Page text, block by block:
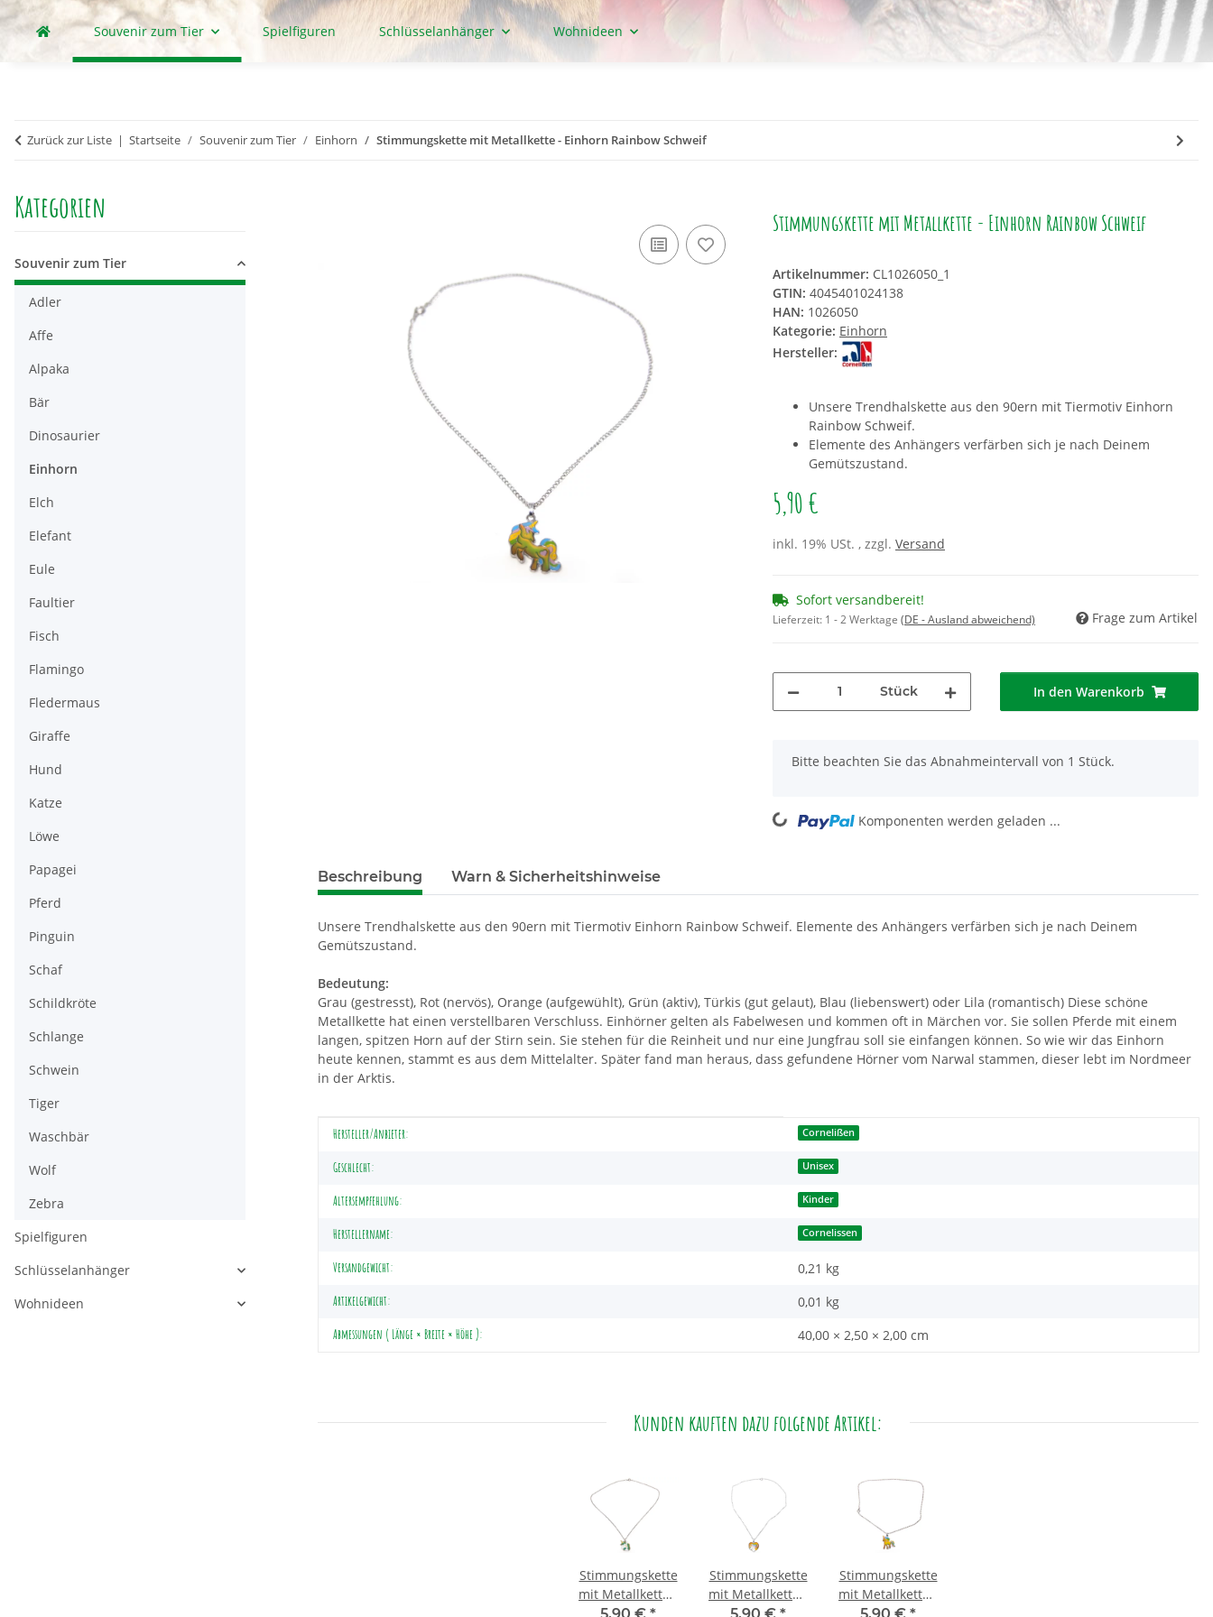
Souvenir zum Tier Spielfiguren Schlüsselanhänger Wohnideen
Zurück zur Liste Startseite Souvenir zum Tier Einhorn Stimmungskette mit Metallkette - Einhorn Rainbow Schweif
Stimmungskette mit Metallkette - Einhorn Rainbow Schweif
Artikelnummer: CL1026050_1
GTIN: 4045401024138
HAN: 1026050
Kategorie: Einhorn
Hersteller:
Unsere Trendhalskette aus den 90ern mit Tiermotiv Einhorn
Rainbow Schweif.
Elemente des Anhängers verfärben sich je nach Deinem
Gemütszustand.
5,90 €
inkl. 19% USt. , zzgl. Versand
Sofort versandbereit!
Lieferzeit: 1 - 2 Werktage (DE - Ausland abweichend) Frage zum Artikel
Stück In den Warenkorb
x
Bitte beachten Sie das Abnahmeintervall von 1 Stück.
Loading... Komponenten werden geladen ...
Beschreibung Warn & Sicherheitshinweise
Unsere Trendhalskette aus den 90ern mit Tiermotiv Einhorn Rainbow Schweif. Elemente des Anhängers verfärben sich je nach Deinem
Gemütszustand.
Bedeutung:
Grau (gestresst), Rot (nervös), Orange (aufgewühlt), Grün (aktiv), Türkis (gut gelaut), Blau (liebenswert) oder Lila (romantisch) Diese schöne
Metallkette hat einen verstellbaren Verschluss. Einhörner gelten als Fabelwesen und kommen oft in Märchen vor. Sie sollen Pferde mit einem
langen, spitzen Horn auf der Stirn sein. Sie stehen für die Reinheit und nur eine Jungfrau soll sie einfangen können. So wie wir das Einhorn
heute kennen, stammt es aus dem Mittelalter. Später fand man heraus, dass gefundene Hörner vom Narwal stammen, dieser lebt im Nordmeer
in der Arktis.
Produkteigenschaft
Wert
Hersteller/Anbieter: Cornelißen
Geschlecht: Unisex
Altersempfehlung: Kinder
Herstellername: Cornelissen
Versandgewicht: 0,21 kg
Artikelgewicht: 0,01 kg
Abmessungen ( Länge × Breite × Höhe ): 40,00 × 2,50 × 2,00 cm
Kunden kauften dazu folgende Artikel:
Stimmungskette
mit Metallkette -
Einhorn Star
5,90 € *
Stimmungskette
mit Metallkette -
Einhorn Herz
5,90 € *
Stimmungskette
mit Metallkette -
Einhorn
5,90 € *
Kategorien
Souvenir zum Tier
Adler
Affe
Alpaka
Bär
Dinosaurier
Einhorn
Elch
Elefant
Eule
Faultier
Fisch
Flamingo
Fledermaus
Giraffe
Hund
Katze
Löwe
Papagei
Pferd
Pinguin
Schaf
Schildkröte
Schlange
Schwein
Tiger
Waschbär
Wolf
Zebra
Spielfiguren
Schlüsselanhänger
Wohnideen